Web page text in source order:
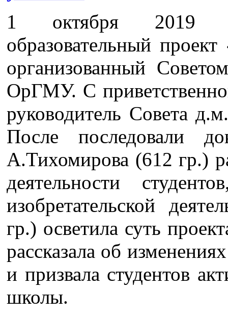
1 октября 2019
образовательный
организованный
ОрГМУ. С
руководитель Совета
После последовали
А.Тихомирова (612 гр.)
деятельности
изобретательской
гр.) осветила суть
рассказала об
и призвала студентов
школы.